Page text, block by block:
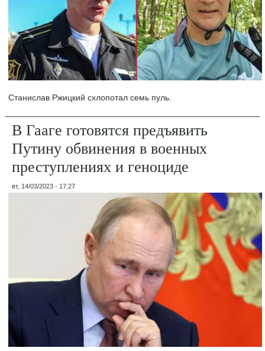
Станислав Ржицкий схлопотал семь пуль.
В Гааге готовятся предъявить
Путину обвинения в военных
преступлениях и геноциде
вт, 14/03/2023 - 17:27